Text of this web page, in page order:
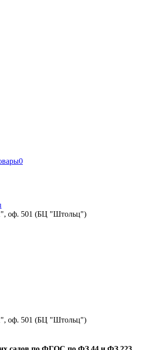
0
оф. 501 (БЦ "Штольц")
оф. 501 (БЦ "Штольц")